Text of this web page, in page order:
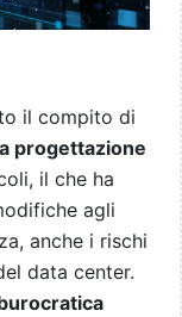
il compito di
progettazione
il che ha
agli
anche i rischi
data center.